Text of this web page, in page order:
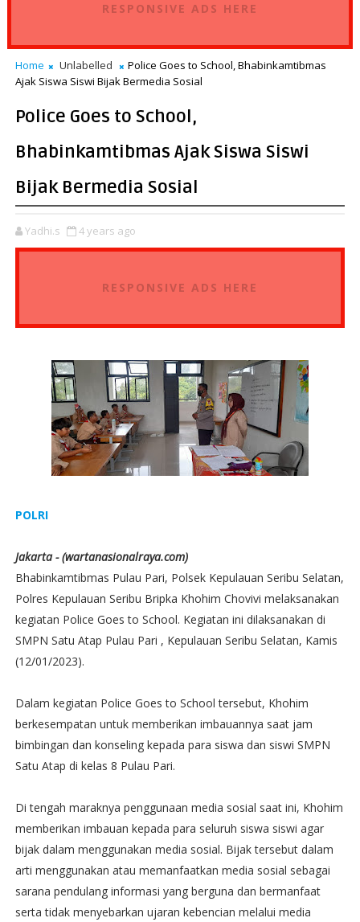
RESPONSIVE ADS HERE
Home Unlabelled
Police Goes to School, Bhabinkamtibmas
Ajak Siswa Siswi Bijak Bermedia Sosial
Police Goes to School,
Bhabinkamtibmas Ajak Siswa Siswi
Bijak Bermedia Sosial
Yadhi.s 4 years ago
RESPONSIVE ADS HERE
POLRI
Jakarta - (wartanasionalraya.com)
Bhabinkamtibmas Pulau Pari, Polsek Kepulauan Seribu Selatan,
Polres Kepulauan Seribu Bripka Khohim Chovivi melaksanakan
kegiatan Police Goes to School. Kegiatan ini dilaksanakan di
SMPN Satu Atap Pulau Pari , Kepulauan Seribu Selatan, Kamis
(12/01/2023).
Dalam kegiatan Police Goes to School tersebut, Khohim
berkesempatan untuk memberikan imbauannya saat jam
bimbingan dan konseling kepada para siswa dan siswi SMPN
Satu Atap di kelas 8 Pulau Pari.
Di tengah maraknya penggunaan media sosial saat ini, Khohim
memberikan imbauan kepada para seluruh siswa siswi agar
bijak dalam menggunakan media sosial. Bijak tersebut dalam
arti menggunakan atau memanfaatkan media sosial sebagai
sarana pendulang informasi yang berguna dan bermanfaat
serta tidak menyebarkan ujaran kebencian melalui media